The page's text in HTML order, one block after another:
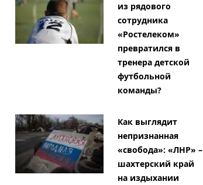
из рядового
сотрудника
«Ростелеком»
превратился в
тренера детской
футбольной
команды?
Как выглядит
непризнанная
«свобода»: «ЛНР» –
шахтерский край
на издыхании